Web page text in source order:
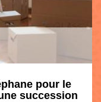
pour le
succession